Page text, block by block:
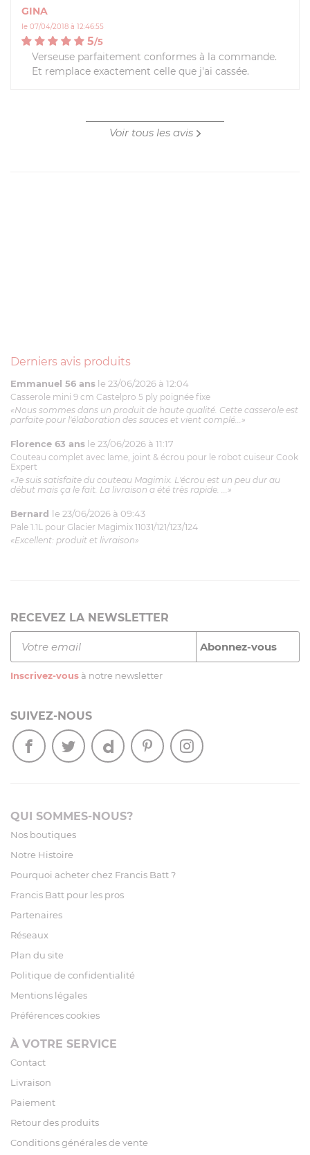
GINA
le 07/04/2018 à 12:46:55
5/5
Verseuse parfaitement conformes à la commande.
Et remplace exactement celle que j'ai cassée.
Voir tous les avis
Derniers avis produits
Emmanuel 56 ans le 23/06/2026 à 12:04
Casserole mini 9 cm Castelpro 5 ply poignée fixe
«Nous sommes dans un produit de haute qualité. Cette casserole est
parfaite pour l'élaboration des sauces et vient complé...»
Florence 63 ans le 23/06/2026 à 11:17
Couteau complet avec lame, joint & écrou pour le robot cuiseur Cook
Expert
«Je suis satisfaite du couteau Magimix. L'écrou est un peu dur au
début mais ça le fait. La livraison a été très rapide. ...»
Bernard le 23/06/2026 à 09:43
Pale 1.1L pour Glacier Magimix 11031/121/123/124
«Excellent: produit et livraison»
RECEVEZ LA NEWSLETTER
Inscrivez-vous à notre newsletter
SUIVEZ-NOUS
QUI SOMMES-NOUS?
Nos boutiques
Notre Histoire
Pourquoi acheter chez Francis Batt ?
Francis Batt pour les pros
Partenaires
Réseaux
Plan du site
Politique de confidentialité
Mentions légales
Préférences cookies
À VOTRE SERVICE
Contact
Livraison
Paiement
Retour des produits
Conditions générales de vente